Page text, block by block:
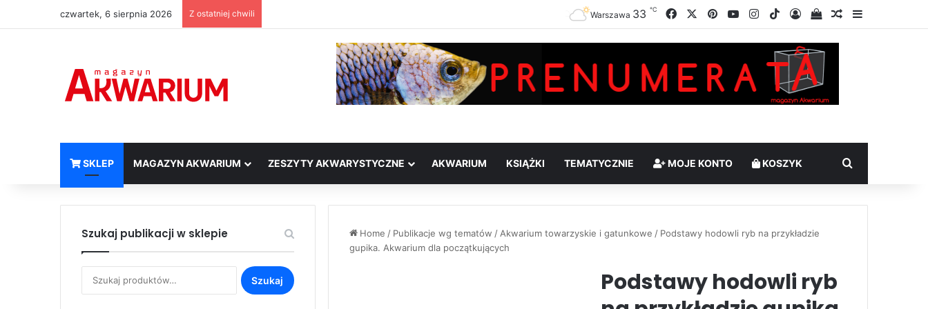
czwartek, 6 sierpnia 2026 Z ostatniej chwili Warszawa 33 ℃ FacebookPinterestYouTubeInstagram
TikTokZalogujSprawdź swój
Losowy artykuł
Sidebar
SKLEP MAGAZYN AKWARIUM ZESZYTY AKWARYSTYCZNE AKWARIUM KSIĄŻKI TEMATYCZNIE MOJE KONTO KOSZYK Szukaj
Home / Publikacje wg tematów / Akwarium towarzyskie i gatunkowe / Podstawy hodowli ryb na przykładzie
gupika. Akwarium dla początkujących
Podstawy hodowli ryb
Szukaj publikacji w sklepie
Szukaj